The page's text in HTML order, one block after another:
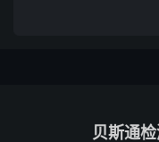
贝斯通